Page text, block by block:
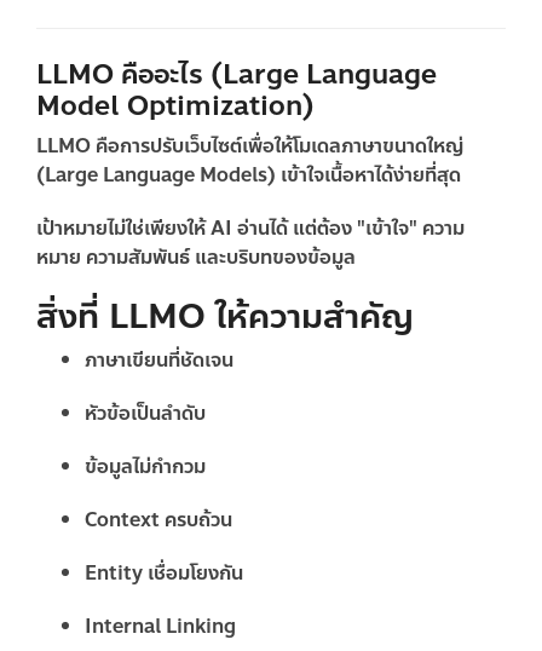
LLMO คืออะไร (Large Language
Model Optimization)
LLMO คือการปรับเว็บไซต์เพื่อให้โมเดลภาษาขนาดใหญ่
(Large Language Models) เข้าใจเนื้อหาได้ง่ายที่สุด
เป้าหมายไม่ใช่เพียงให้ AI อ่านได้ แต่ต้อง "เข้าใจ" ความ
หมาย ความสัมพันธ์ และบริบทของข้อมูล
สิ่งที่ LLMO ให้ความสำคัญ
ภาษาเขียนที่ชัดเจน
หัวข้อเป็นลำดับ
ข้อมูลไม่กำกวม
Context ครบถ้วน
Entity เชื่อมโยงกัน
Internal Linking